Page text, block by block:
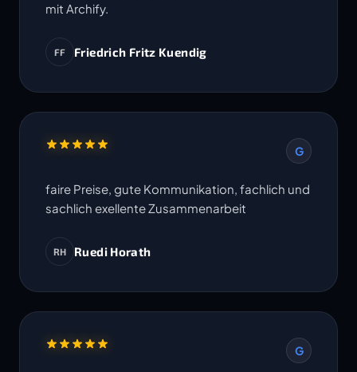
mit Archify.
FF Friedrich Fritz Kuendig
G
faire Preise, gute Kommunikation, fachlich und
sachlich exellente Zusammenarbeit
RH Ruedi Horath
G